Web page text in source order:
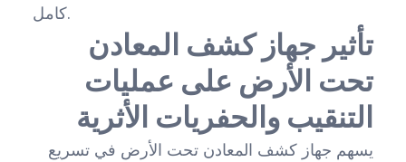
كامل.
تأثير جهاز كشف المعادن
تحت الأرض على عمليات
التنقيب والحفريات الأثرية
يسهم جهاز كشف المعادن تحت الأرض في تسريع